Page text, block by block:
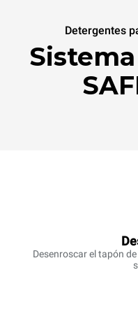
Detergentes
Desenroscar el tapón